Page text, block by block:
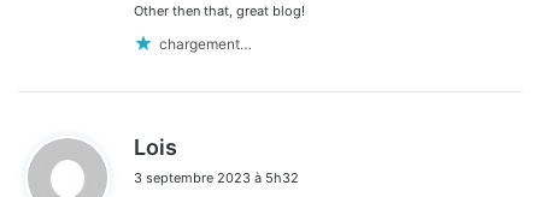
Other then that, great blog!
chargement…
Lois
t
3 septembre 2023 à 5h32